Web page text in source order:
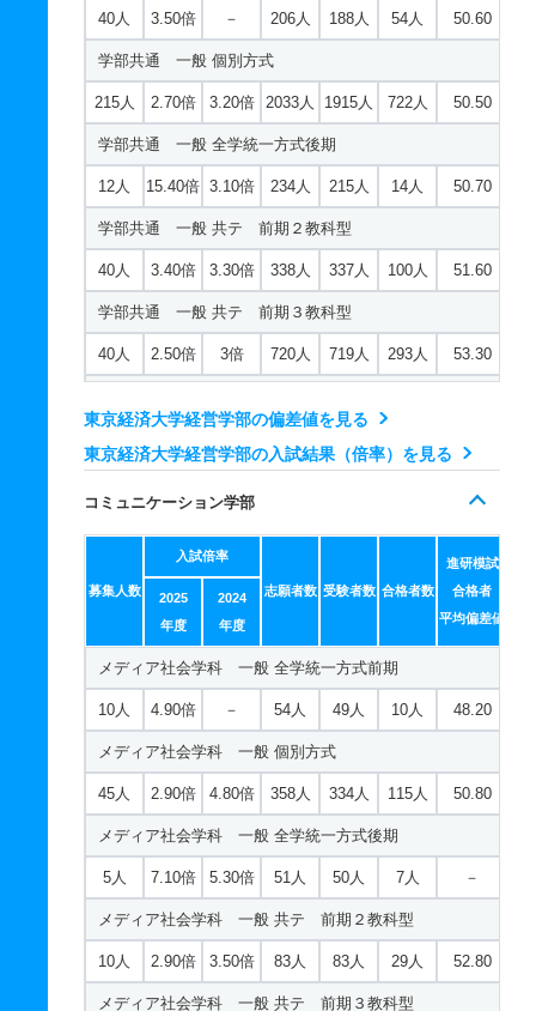
40人 3.50倍 － 206人 188人 54人 50.60
学部共通 一般 個別方式
215人 2.70倍 3.20倍 2033人 1915人 722人 50.50
学部共通 一般 全学統一方式後期
12人 15.40倍 3.10倍 234人 215人 14人 50.70
学部共通 一般 共テ 前期２教科型
40人 3.40倍 3.30倍 338人 337人 100人 51.60
学部共通 一般 共テ 前期３教科型
40人 2.50倍 3倍 720人 719人 293人 53.30
東京経済大学経営学部の偏差値を見る
東京経済大学経営学部の入試結果（倍率）を見る
コミュニケーション学部
募集人数
入試倍率
志願者数 受験者数 合格者数
進研模試
合格者
平均偏差値
2025
年度
2024
年度
メディア社会学科 一般 全学統一方式前期
10人 4.90倍 － 54人 49人 10人 48.20
メディア社会学科 一般 個別方式
45人 2.90倍 4.80倍 358人 334人 115人 50.80
メディア社会学科 一般 全学統一方式後期
5人 7.10倍 5.30倍 51人 50人 7人 －
メディア社会学科 一般 共テ 前期２教科型
10人 2.90倍 3.50倍 83人 83人 29人 52.80
メディア社会学科 一般 共テ 前期３教科型